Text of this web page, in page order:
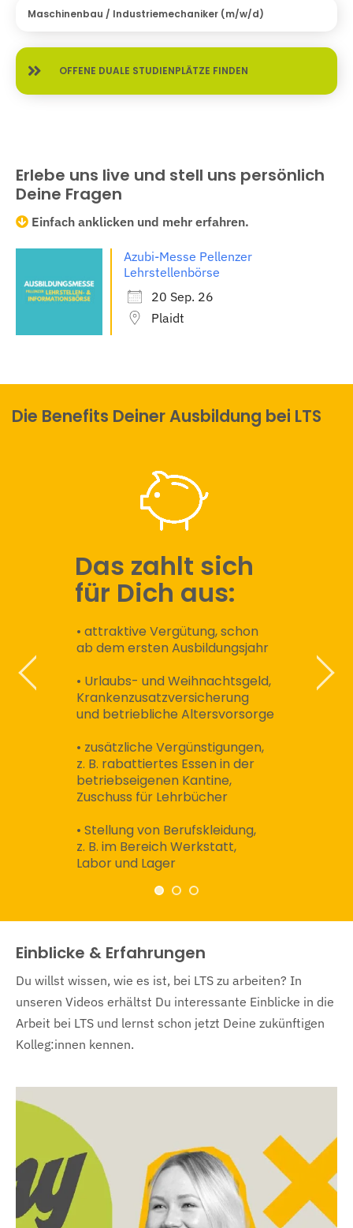
Maschinenbau / Industriemechaniker (m/w/d)
OFFENE DUALE STUDIENPLÄTZE FINDEN
Erlebe uns live und stell uns persönlich
Deine Fragen
Einfach anklicken und mehr erfahren.
Azubi-Messe Pellenzer
Lehrstellenbörse
20 Sep. 26
Plaidt
Die Benefits Deiner Ausbildung bei LTS
Das zahlt sich
für Dich aus:
• attraktive Vergütung, schon
ab dem ersten Ausbildungsjahr
• Urlaubs- und Weihnachtsgeld,
Krankenzusatzversicherung
und betriebliche Altersvorsorge
• zusätzliche Vergünstigungen,
z. B. rabattiertes Essen in der
betriebseigenen Kantine,
Zuschuss für Lehrbücher
• Stellung von Berufskleidung,
z. B. im Bereich Werkstatt,
Labor und Lager
Einblicke & Erfahrungen
Du willst wissen, wie es ist, bei LTS zu arbeiten? In
unseren Videos erhältst Du interessante Einblicke in die
Arbeit bei LTS und lernst schon jetzt Deine zukünftigen
Kolleg:innen kennen.